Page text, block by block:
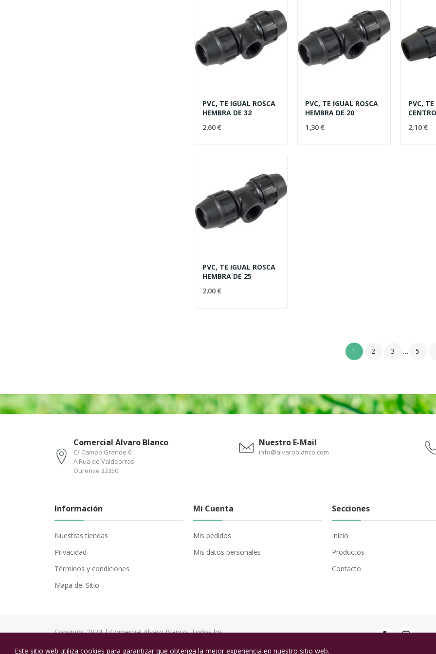
PVC, TE IGUAL ROSCA
HEMBRA DE 32
2,60 €
PVC, TE IGUAL ROSCA
HEMBRA DE 20
1,30 €
PVC,
2,10 €
PVC, TE IGUAL ROSCA
HEMBRA DE 25
2,00 €
1 2 3 … 5
Comercial Alvaro Blanco
C/ Campo Grande 6
A Rua de Valdeorras
Ourense 32350
Nuestro E-Mail
info@alvaroblanco.com
Información
Nuestras tiendas
Privacidad
Términos y condiciones
Mapa del Sitio
Mi Cuenta
Mis pedidos
Mis datos personales
Secciones
Inicio
Productos
Contacto
Copyright 2024 | Comercial Alvaro Blanco, Todos los
Este sitio web utiliza cookies para garantizar que obtenga la mejor experiencia en nuestro sitio web.